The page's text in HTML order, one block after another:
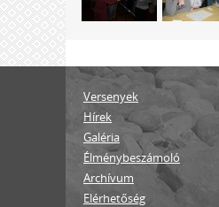
Versenyek
Hírek
Galéria
Élménybeszámoló
Archívum
Elérhetőség